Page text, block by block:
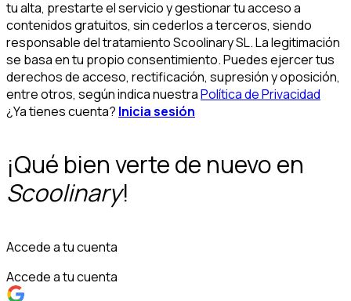
tu alta, prestarte el servicio y gestionar tu acceso a
contenidos gratuitos, sin cederlos a terceros, siendo
responsable del tratamiento Scoolinary SL. La legitimación
se basa en tu propio consentimiento. Puedes ejercer tus
derechos de acceso, rectificación, supresión y oposición,
entre otros, según indica nuestraPolítica de Privacidad
¿Ya tienes cuenta? Inicia sesión
¡Qué bien verte de nuevo en
Scoolinary!
Accede a tu cuenta
Accede a tu cuenta